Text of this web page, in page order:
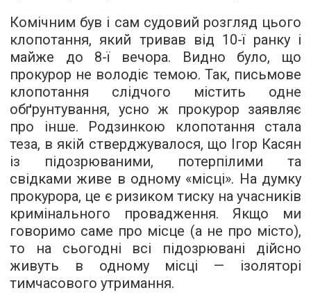
Комічним був і сам судовий розгляд цього
клопотання, який тривав від 10-ї ранку і
майже до 8-ї вечора. Видно було, що
прокурор не володіє темою. Так, письмове
клопотання слідчого містить одне
обґрунтування, усно ж прокурор заявляє
про інше. Родзинкою клопотання стала
теза, в якій стверджувалося, що Ігор Касян
із підозрюваними, потерпілими та
свідками живе в одному «місці». На думку
прокурора, це є ризиком тиску на учасників
кримінального провадження. Якщо ми
говоримо саме про місце (а не про місто),
то на сьогодні всі підозрювані дійсно
живуть в одному місці — ізоляторі
тимчасового утримання.